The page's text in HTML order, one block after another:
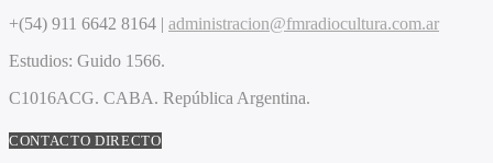
+(54) 911 6642 8164 | administracion@fmradiocultura.com.ar
Estudios: Guido 1566.
C1016ACG. CABA. República Argentina.
CONTACTO DIRECTO